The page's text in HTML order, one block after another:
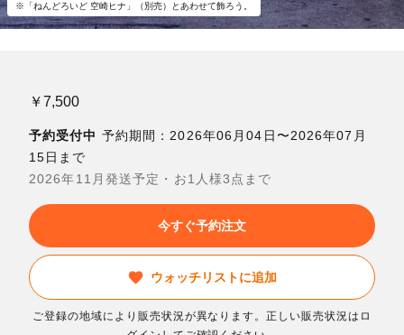
※「ねんどろいど 空崎ヒナ」（別売）とあわせて飾ろう。
￥7,500
予約受付中 予約期間：2026年06月04日〜2026年07月
15日まで
2026年11月発送予定・お1人様3点まで
今すぐ予約注文
ウォッチリストに追加
ご登録の地域により販売状況が異なります。正しい販売状況はロ